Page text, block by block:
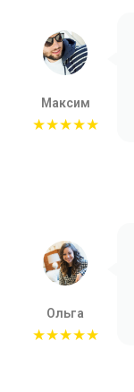
Максим
★★★★★
Ольга
★★★★★